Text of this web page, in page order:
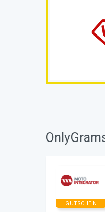
GUTSCHEIN